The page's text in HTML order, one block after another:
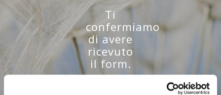
Ti
confermiamo
di avere
ricevuto
il form.